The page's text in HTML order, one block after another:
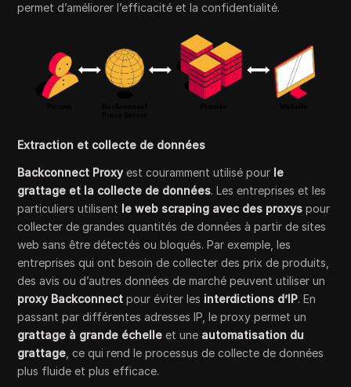
permet d’améliorer l’efficacité et la confidentialité.
Extraction et collecte de données
Backconnect Proxyest couramment utilisé pour le
grattage et la collecte de données. Les entreprises et les
particuliers utilisent le web scraping avec des proxys pour
collecter de grandes quantités de données à partir de sites
web sans être détectés ou bloqués. Par exemple, les
entreprises qui ont besoin de collecter des prix de produits,
des avis ou d’autres données de marché peuvent utiliser un
proxy Backconnect pour éviter les interdictions d’IP. En
passant par différentes adresses IP, le proxy permet un
grattage à grande échelle et une automatisation du
grattage , ce qui rend le processus de collecte de données
plus fluide et plus efficace.